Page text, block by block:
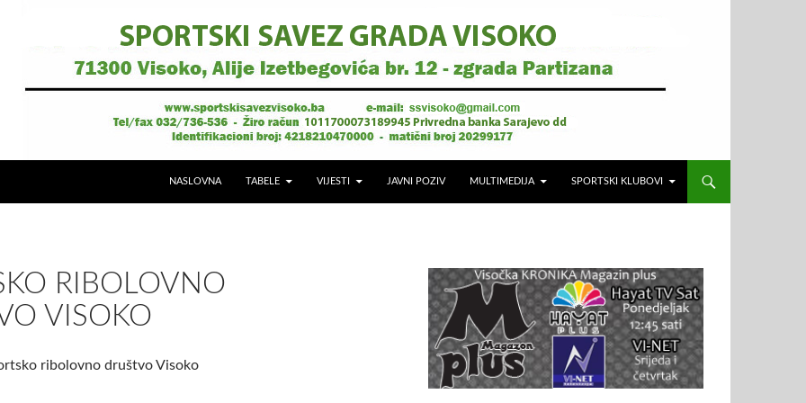
NASLOVNA TABELE VIJESTI JAVNI POZIV MULTIMEDIJA SPORTSKI KLUBOVI
RIBOLOVNO
VISOKO
ribolovno društvo Visoko